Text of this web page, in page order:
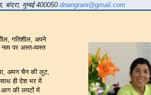
बांद्रा, मुम्बई 400050 dnangrani@gmail.com
, गतिशील, अपने
पर अस्त-व्यस्त
, अमन चैन की लूट,
ही देश भर में
आग की लपटों में